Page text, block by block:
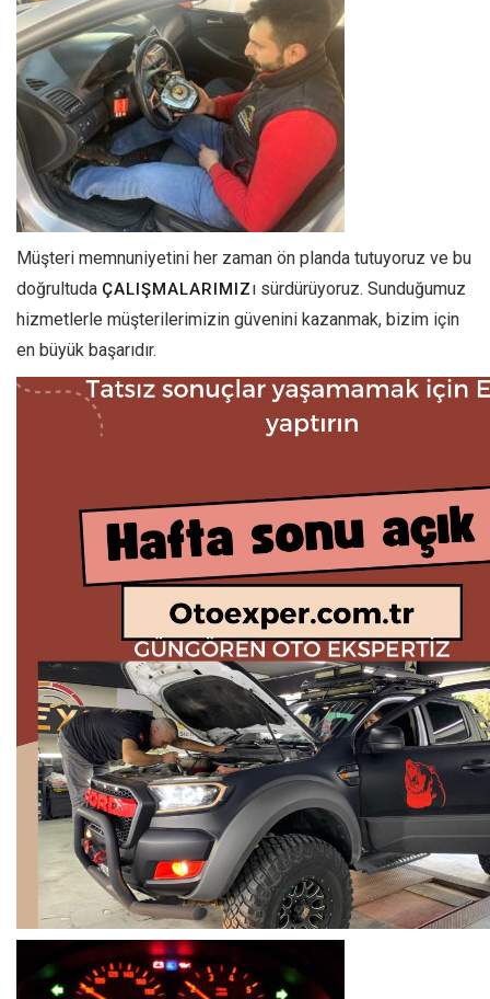
Müşteri memnuniyetini her zaman ön planda tutuyoruz ve bu
doğrultuda ÇALIŞMALARIMIZı sürdürüyoruz. Sunduğumuz
hizmetlerle müşterilerimizin güvenini kazanmak, bizim için
en büyük başarıdır.